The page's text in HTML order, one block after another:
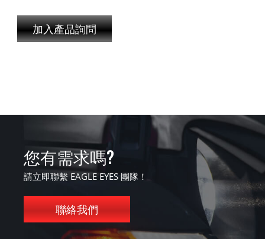
加入產品詢問
您有需求嗎?
請立即聯繫 EAGLE EYES 團隊！
聯絡我們